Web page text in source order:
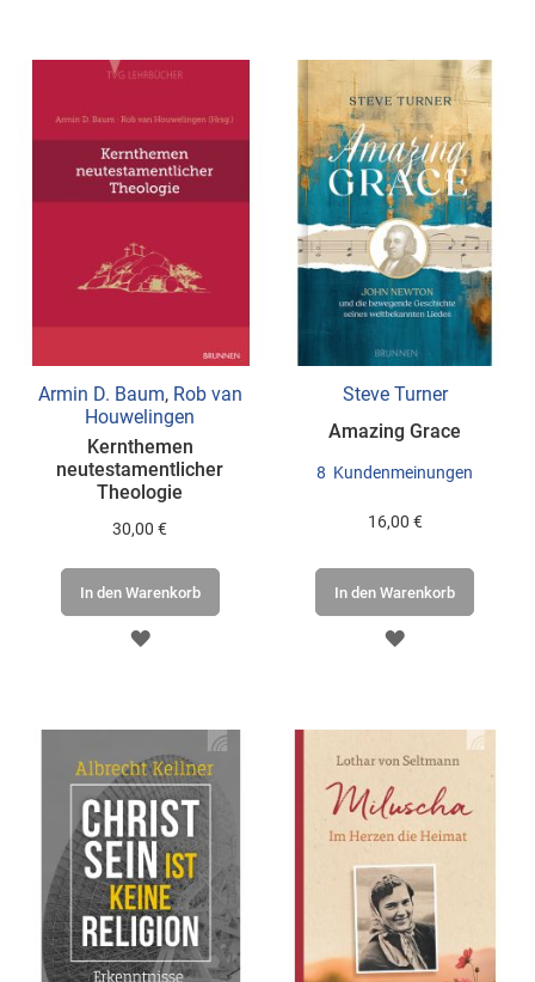
Armin D. Baum, Rob van
Houwelingen
Kernthemen
neutestamentlicher
Theologie
30,00 €
In den Warenkorb
ZUR
Steve Turner
Amazing Grace
8 Kundenmeinungen
16,00 €
In den Warenkorb
ZUR